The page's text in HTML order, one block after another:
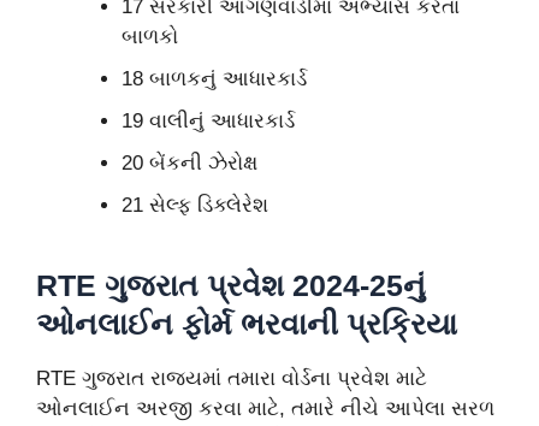
17 સરકારી આંગણવાડીમાં અભ્યાસ કરતાં
બાળકો
18 બાળકનું આધારકાર્ડ
19 વાલીનું આધારકાર્ડ
20 બેંકની ઝેરોક્ષ
21 સેલ્ફ ડિક્લેરેશ
RTE ગુજરાત પ્રવેશ 2024-25નું
ઓનલાઈન ફોર્મ ભરવાની પ્રક્રિયા
RTE ગુજરાત રાજ્યમાં તમારા વોર્ડના પ્રવેશ માટે
ઓનલાઈન અરજી કરવા માટે, તમારે નીચે આપેલા સરળ